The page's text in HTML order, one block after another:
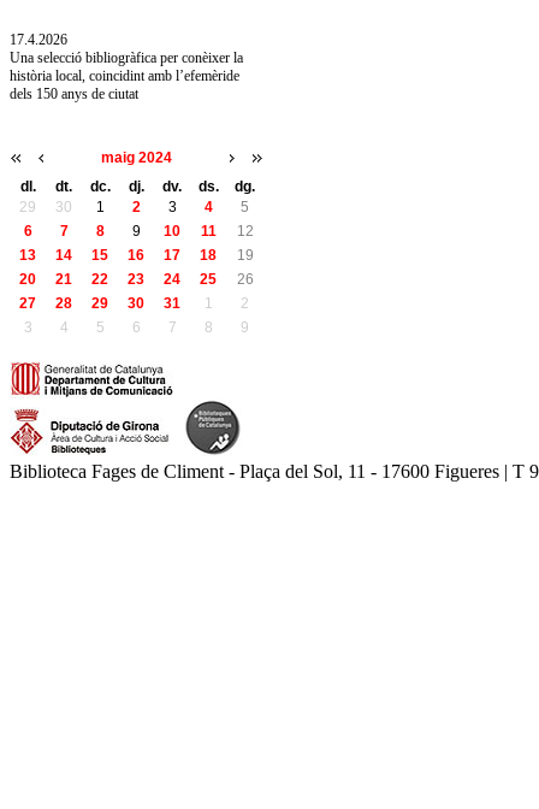
17.4.2026
Una selecció bibliogràfica per conèixer la
història local, coincidint amb l’efemèride
dels 150 anys de ciutat
maig 2024
dl.
dt. dc. dj. dv. ds.
dg.
29
30 1 2 3 4
5
6
7 8 9 10 11
12
13
14 15 16 17 18
19
20
21 22 23 24 25
26
27
28 29 30 31 1
2
3
4 5 6 7 8 9
Biblioteca Fages de Climent - Plaça del Sol, 11 - 17600 Figueres |